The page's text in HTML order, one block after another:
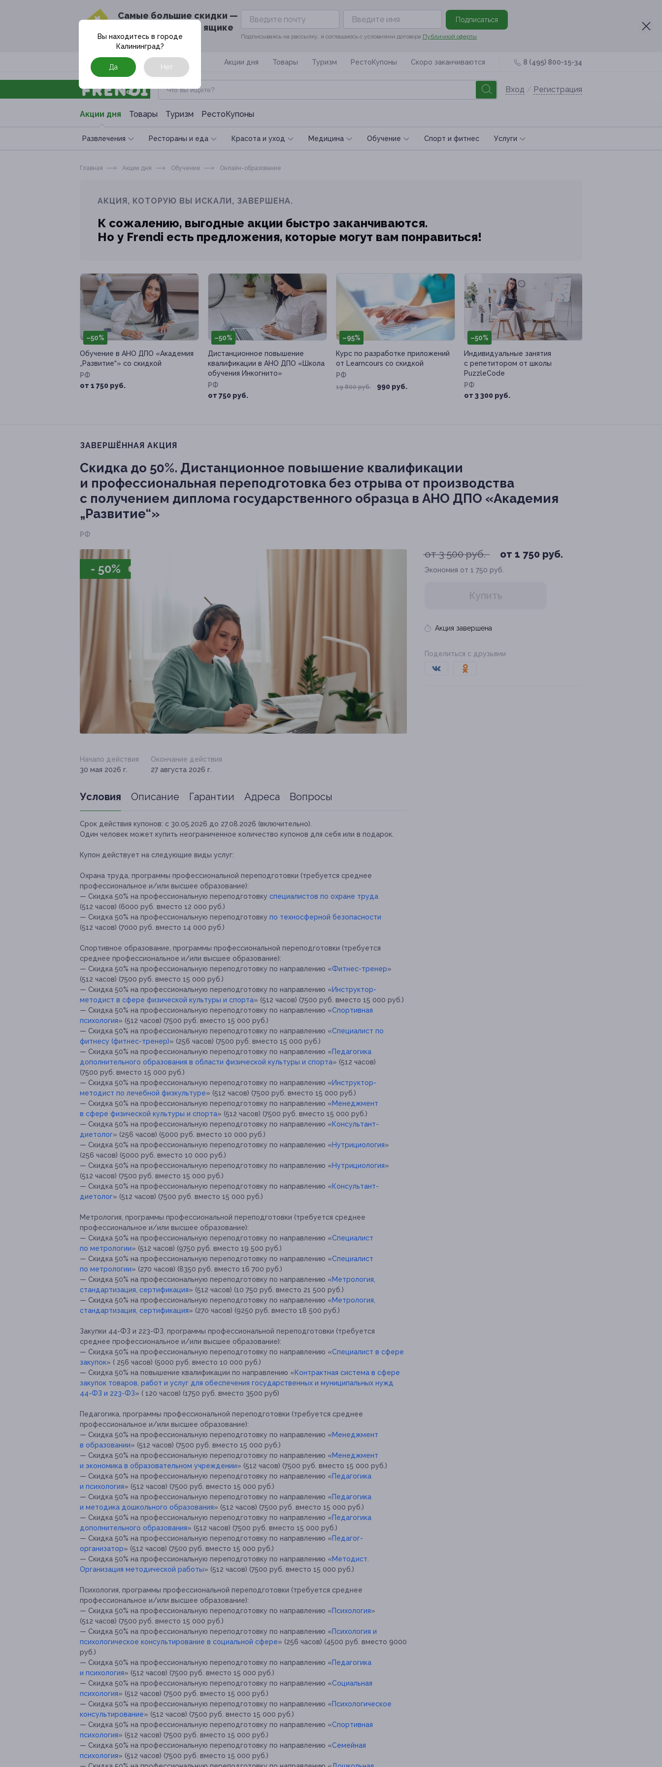
Cамые большие скидки —
в твоём почтовом ящике
Подписаться
Подписываясь на рассылку, я соглашаюсь с условиями договора Публичной оферты
Москва Акции дня Товары Туризм РестоКупоны Скоро заканчиваются 8 (495) 800-15-34
Вход / Регистрация
Акции дня Товары Туризм РестоКупоны
Развлечения Рестораны и еда Красота и уход Медицина Обучение Спoрт и фитнес Услуги
Вы находитесь в городе
Калининград?
Да Нет
Главная Акции дня Обучение Онлайн-образование
АКЦИЯ, КОТОРУЮ ВЫ ИСКАЛИ, ЗАВЕРШЕНА.
К сожалению, выгодные акции быстро заканчиваются.
Но у Frendi есть предложения, которые могут вам понравиться!
–50%
Обучение в АНО ДПО «Академия
„Развитие“» со скидкой
РФ
от 1 750 руб.
–50%
Дистанционное повышение
квалификации в АНО ДПО «Школа
обучения Инкогнито»
РФ
от 750 руб.
–95%
Курс по разработке приложений
от Learncours со скидкой
РФ
19 800 руб. 990 руб.
–50%
Индивидуальные занятия
с репетитором от школы
PuzzleCode
РФ
от 3 300 руб.
ЗАВЕРШЁННАЯ АКЦИЯ
Скидка до 50%. Дистанционное повышение квалификации
и профессиональная переподготовка без отрыва от производства
с получением диплома государственного образца в АНО ДПО «Академия
„Развитие“»
РФ
- 50%
от 3 500 руб. от 1 750 руб.
Экономия от 1 750 руб.
Купить
Акция завершена
Поделиться с друзьями
Начало действия
30 мая 2026 г.
Окончание действия
27 августа 2026 г.
Условия Описание Гарантии Адреса Вопросы
Срок действия купонов: с 30.05.2026 до 27.08.2026 (включительно).
Один человек может купить неограниченное количество купонов для себя или в подарок.
Купон действует на следующие виды услуг:
Охрана труда, программы профессиональной переподготовки (требуется среднее
профессиональное и/или высшее образование):
— Скидка 50% на профессиональную переподготовку специалистов по охране труда
(512 часов) (6000 руб. вместо 12 000 руб.)
— Скидка 50% на профессиональную переподготовку по техносферной безопасности
(512 часов) (7000 руб. вместо 14 000 руб.)
Спортивное образование, программы профессиональной переподготовки (требуется
среднее профессиональное и/или высшее образование):
— Скидка 50% на профессиональную переподготовку по направлению «Фитнес-тренер»
(512 часов) (7500 руб. вместо 15 000 руб.)
— Скидка 50% на профессиональную переподготовку по направлению «Инструктор-
методист в сфере физической культуры и спорта» (512 часов) (7500 руб. вместо 15 000 руб.)
— Скидка 50% на профессиональную переподготовку по направлению «Спортивная
психология» (512 часов) (7500 руб. вместо 15 000 руб.)
— Скидка 50% на профессиональную переподготовку по направлению «Специалист по
фитнесу (фитнес-тренер)» (256 часов) (7500 руб. вместо 15 000 руб.)
— Скидка 50% на профессиональную переподготовку по направлению «Педагогика
дополнительного образования в области физической культуры и спорта» (512 часов)
(7500 руб. вместо 15 000 руб.)
— Скидка 50% на профессиональную переподготовку по направлению «Инструктор-
методист по лечебной физкультуре» (512 часов) (7500 руб. вместо 15 000 руб.)
— Скидка 50% на профессиональную переподготовку по направлению «Менеджмент
в сфере физической культуры и спорта» (512 часов) (7500 руб. вместо 15 000 руб.)
— Скидка 50% на профессиональную переподготовку по направлению «Консультант-
диетолог» (256 часов) (5000 руб. вместо 10 000 руб.)
— Скидка 50% на профессиональную переподготовку по направлению «Нутрициология»
(256 часов) (5000 руб. вместо 10 000 руб.)
— Скидка 50% на профессиональную переподготовку по направлению «Нутрициология»
(512 часов) (7500 руб. вместо 15 000 руб.)
— Скидка 50% на профессиональную переподготовку по направлению «Консультант-
диетолог» (512 часов) (7500 руб. вместо 15 000 руб.)
Метрология, программы профессиональной переподготовки (требуется среднее
профессиональное и/или высшее образование):
— Скидка 50% на профессиональную переподготовку по направлению «Специалист
по метрологии» (512 часов) (9750 руб. вместо 19 500 руб.)
— Скидка 50% на профессиональную переподготовку по направлению «Специалист
по метрологии» (270 часов) (8350 руб. вместо 16 700 руб.)
— Скидка 50% на профессиональную переподготовку по направлению «Метрология,
стандартизация, сертификация» (512 часов) (10 750 руб. вместо 21 500 руб.)
— Скидка 50% на профессиональную переподготовку по направлению «Метрология,
стандартизация, сертификация» (270 часов) (9250 руб. вместо 18 500 руб.)
Закупки 44-ФЗ и 223-ФЗ, программы профессиональной переподготовки (требуется
среднее профессиональное и/или высшее образование):
— Скидка 50% на профессиональную переподготовку по направлению «Специалист в сфере
закупок» ( 256 часов) (5000 руб. вместо 10 000 руб.)
— Скидка 50% на повышение квалификации по направлению «Контрактная система в сфере
закупок товаров, работ и услуг для обеспечения государственных и муниципальных нужд
44-ФЗ и 223-ФЗ» ( 120 часов) (1750 руб. вместо 3500 руб)
Педагогика, программы профессиональной переподготовки (требуется среднее
профессиональное и/или высшее образование):
— Скидка 50% на профессиональную переподготовку по направлению «Менеджмент
в образовании» (512 часов) (7500 руб. вместо 15 000 руб.)
— Скидка 50% на профессиональную переподготовку по направлению «Менеджмент
и экономика в образовательном учреждении» (512 часов) (7500 руб. вместо 15 000 руб.)
— Скидка 50% на профессиональную переподготовку по направлению «Педагогика
и психология» (512 часов) (7500 руб. вместо 15 000 руб.)
— Скидка 50% на профессиональную переподготовку по направлению «Педагогика
и методика дошкольного образования» (512 часов) (7500 руб. вместо 15 000 руб.)
— Скидка 50% на профессиональную переподготовку по направлению «Педагогика
дополнительного образования» (512 часов) (7500 руб. вместо 15 000 руб.)
— Скидка 50% на профессиональную переподготовку по направлению «Педагог-
организатор» (512 часов) (7500 руб. вместо 15 000 руб.)
— Скидка 50% на профессиональную переподготовку по направлению «Методист.
Организация методической работы» (512 часов) (7500 руб. вместо 15 000 руб.)
Психология, программы профессиональной переподготовки (требуется среднее
профессиональное и/или высшее образование):
— Скидка 50% на профессиональную переподготовку по направлению «Психология»
(512 часов) (7500 руб. вместо 15 000 руб.)
— Скидка 50% на профессиональную переподготовку по направлению «Психология и
психологическое консультирование в социальной сфере» (256 часов) (4500 руб. вместо 9000
руб.)
— Скидка 50% на профессиональную переподготовку по направлению «Педагогика
и психология» (512 часов) (7500 руб. вместо 15 000 руб.)
— Скидка 50% на профессиональную переподготовку по направлению «Социальная
психология» (512 часов) (7500 руб. вместо 15 000 руб.)
— Скидка 50% на профессиональную переподготовку по направлению «Психологическое
консультирование» (512 часов) (7500 руб. вместо 15 000 руб.)
— Скидка 50% на профессиональную переподготовку по направлению «Спортивная
психология» (512 часов) (7500 руб. вместо 15 000 руб.)
— Скидка 50% на профессиональную переподготовку по направлению «Семейная
психология» (512 часов) (7500 руб. вместо 15 000 руб.)